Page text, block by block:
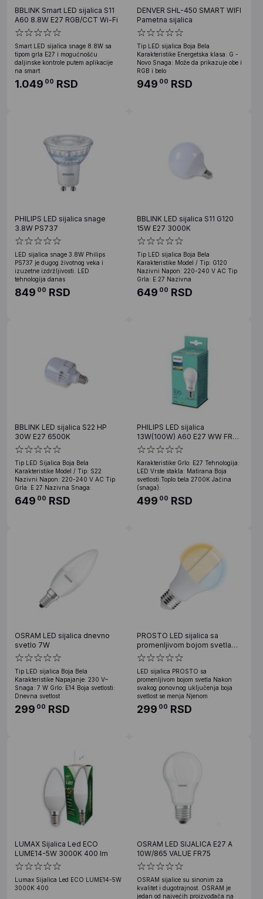
BBLINK Smart LED sijalica S11
A60 8.8W E27 RGB/CCT Wi-Fi
Smart LED sijalica snage 8.8W sa
tipom grla E27 i mogućnošću
daljinske kontrole putem aplikacije
na smart
1.049 00 RSD
DENVER SHL-450 SMART WIFI
Pametna sijalica
Tip LED sijalica Boja Bela
Karakteristike Energetska klasa: G -
Novo Snaga: Može da prikazuje obe i
RGB i belo
949 00 RSD
PHILIPS LED sijalica snage
3.8W PS737
LED sijalica snage 3.8W Philips
PS737 je dugog životnog veka i
izuzetne izdržljivosti. LED
tehnologija danas
849 00 RSD
BBLINK LED sijalica S11 G120
15W E27 3000K
Tip LED sijalica Boja Bela
Karakteristike Model / Tip: G120
Nazivni Napon: 220-240 V AC Tip
Grla: E 27 Nazivna
649 00 RSD
BBLINK LED sijalica S22 HP
30W E27 6500K
Tip LED Sijalica Boja Bela
Karakteristike Model / Tip: S22
Nazivni Napon: 220-240 V AC Tip
Grla: E 27 Nazivna Snaga:
649 00 RSD
PHILIPS LED sijalica
13W(100W) A60 E27 WW FR
ND 1SRT4
Karakteristike Grlo: E27 Tehnologija:
LED Vrste stakla: Matirana Boja
svetlosti:Toplo bela 2700K Jačina
(snaga):
499 00 RSD
OSRAM LED sijalica dnevno
svetlo 7W
Tip LED sijalica Boja Bela
Karakteristike Napajanje: 230 V~
Snaga: 7 W Grlo: E14 Boja svetlosti:
Dnevna svetlost
299 00 RSD
PROSTO LED sijalica sa
promenljivom bojom svetla
10W
LED sijalica PROSTO sa
promenljivom bojom svetla Nakon
svakog ponovnog uključenja boja
svetlost se menja Njenom
299 00 RSD
LUMAX Sijalica Led ECO
LUME14-5W 3000K 400 lm
Lumax Sijalica Led ECO LUME14-5W
3000K 400
OSRAM LED SIJALICA E27 A
10W/865 VALUE FR75
OSRAM sijalice su sinonim za
kvalitet i dugotrajnost. OSRAM je
jedan od najvećih proizvođača na